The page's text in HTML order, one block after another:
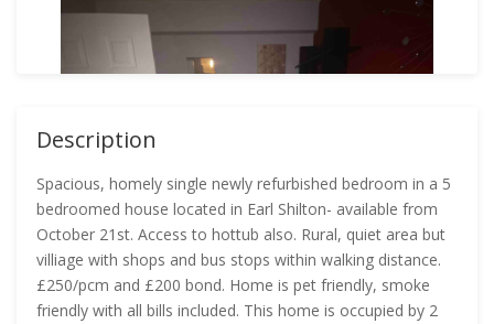
Description
Spacious, homely single newly refurbished bedroom in a 5
bedroomed house located in Earl Shilton- available from
October 21st. Access to hottub also. Rural, quiet area but
villiage with shops and bus stops within walking distance.
£250/pcm and £200 bond. Home is pet friendly, smoke
friendly with all bills included. This home is occupied by 2